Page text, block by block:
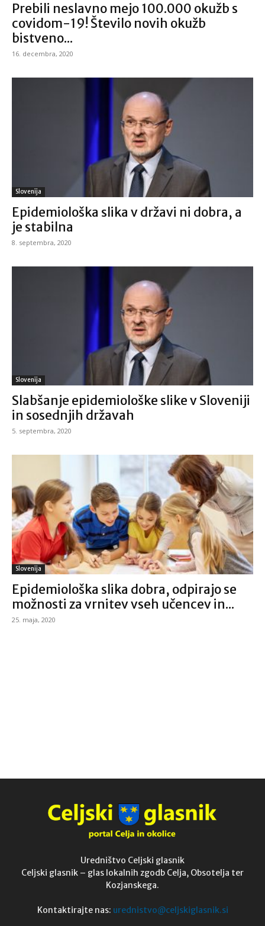
Prebili neslavno mejo 100.000 okužb s
covidom-19! Število novih okužb
bistveno...
16. decembra, 2020
Slovenija
Epidemiološka slika v državi ni dobra, a
je stabilna
8. septembra, 2020
Slovenija
Slabšanje epidemiološke slike v Sloveniji
in sosednjih državah
5. septembra, 2020
Slovenija
Epidemiološka slika dobra, odpirajo se
možnosti za vrnitev vseh učencev in...
25. maja, 2020
Uredništvo Celjski glasnik
Celjski glasnik – glas lokalnih zgodb Celja, Obsotelja ter
Kozjanskega.
Kontaktirajte nas: urednistvo@celjskiglasnik.si